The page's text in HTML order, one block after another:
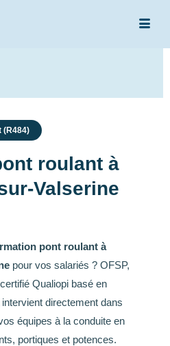
(R484)
roulant à
Valserine
pont roulant à
pour vos salariés ? OFSP,
Qualiopi basé en
directement dans
équipes à la conduite en
portiques et potences.